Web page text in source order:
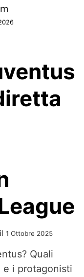
il 1 Ottobre 2025
Quali
e i protagonisti